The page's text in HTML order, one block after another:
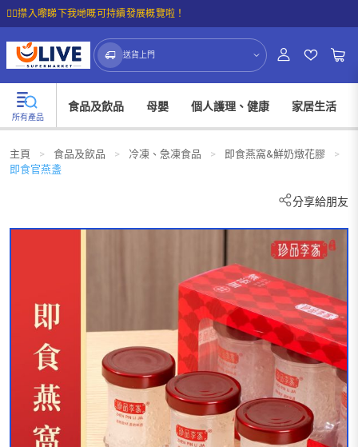
☝🏼㩒入嚟睇下我哋嘅可持續發展概覽啦！
送貨上門
所有產品
食品及飲品 母嬰 個人護理、健康 家居生活
主頁 > 食品及飲品 > 冷凍、急凍食品 > 即食燕窩&鮮奶燉花膠
>
即食官燕盞
分享給朋友